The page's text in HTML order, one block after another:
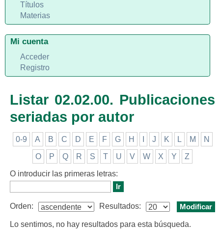
Listar 02.02.00. Publicaciones
seriadas por autor
0-9 A B C D E F G H J K L M N
O P Q R S T U V W X Y Z
O introducir las primeras letras:
Orden: Resultados:
Lo sentimos, no hay resultados para esta búsqueda.
Títulos
Materias
Mi cuenta
Acceder
Registro